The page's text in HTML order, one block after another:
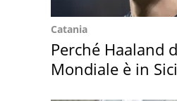
Catania
Perché Haaland
Mondiale è in